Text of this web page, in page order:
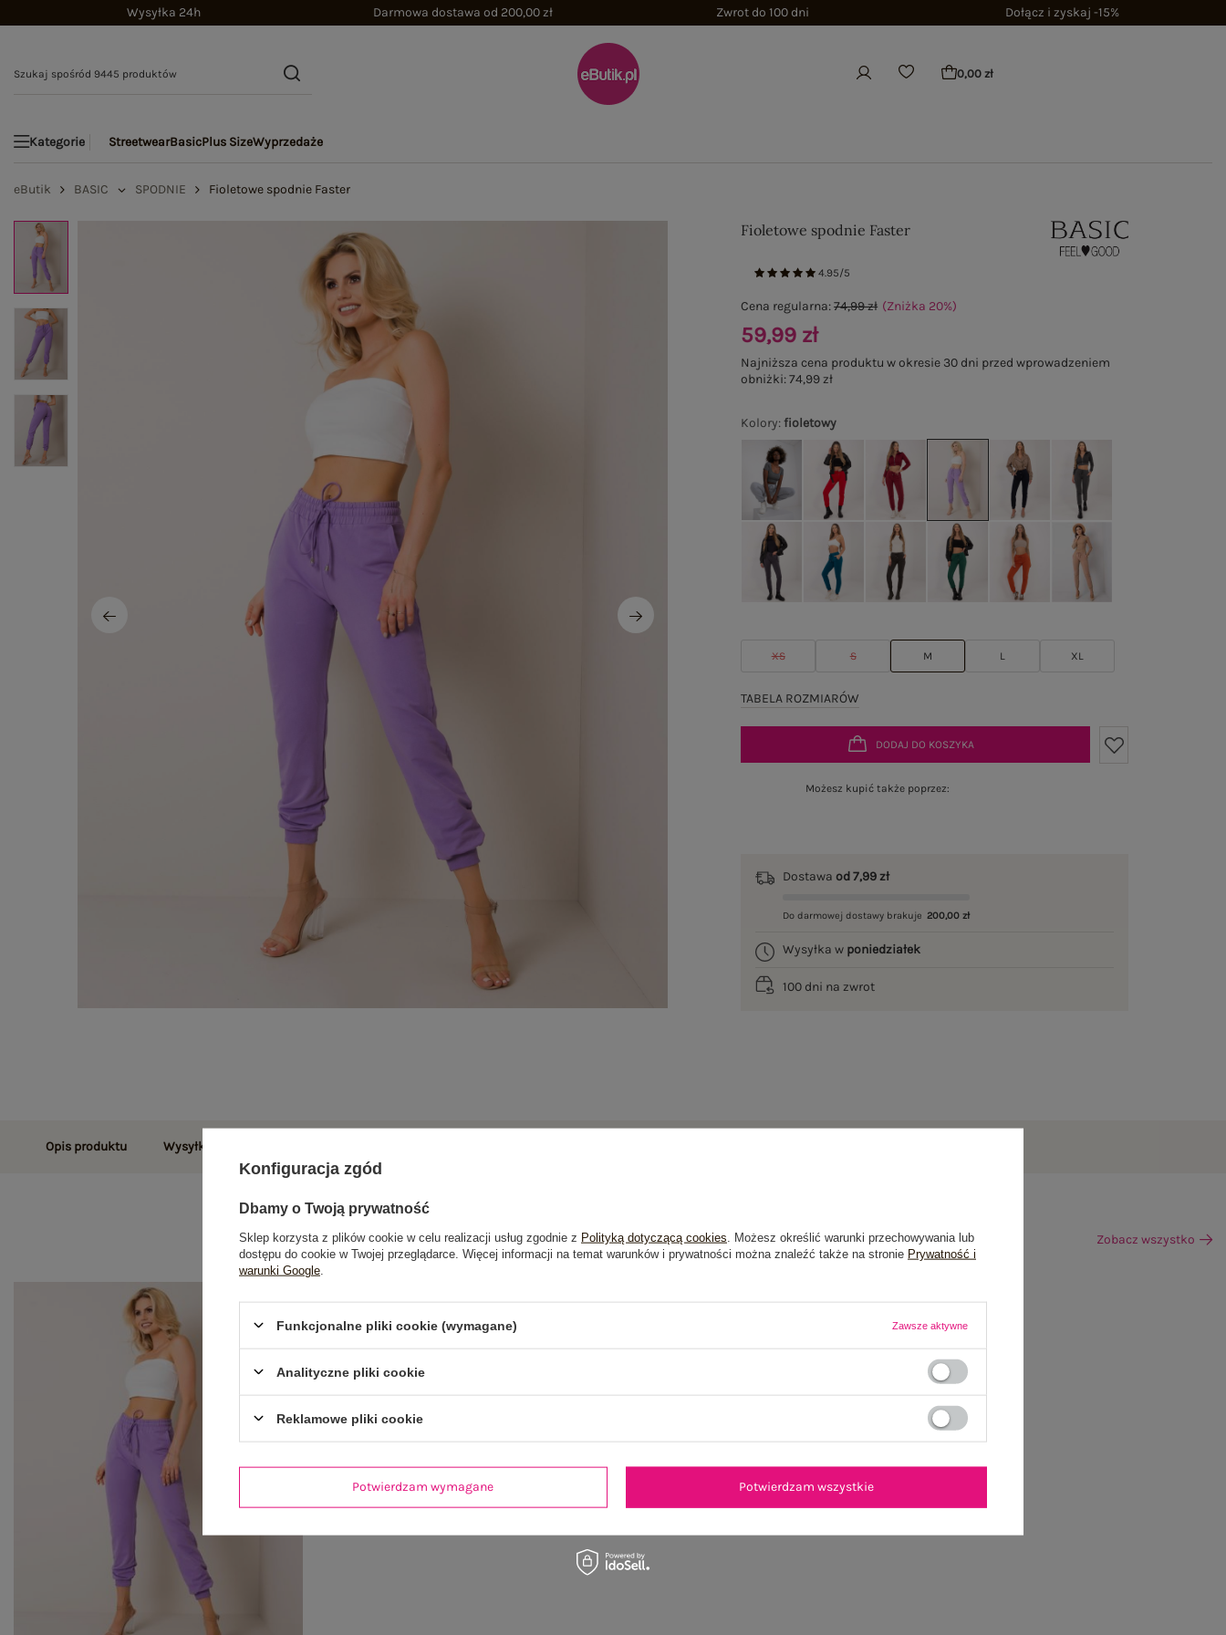
Wysyłka 24h Darmowa dostawa od 200,00 zł Zwrot do 100 dni Dołącz i zyskaj -15%
0,00 zł
Kategorie StreetwearBasicPlus SizeWyprzedaże
eButik BASIC SPODNIE Fioletowe spodnie Faster
Fioletowe spodnie Faster
4.95/5
Kolory:fioletowy
XS S M L XL
TABELA ROZMIARÓW
Cena regularna:74,99 zł (Zniżka 20%)
59,99 zł
Najniższa cena produktu w okresie 30 dni przed wprowadzeniem
obniżki:74,99 zł
DODAJ DO KOSZYKA
Możesz kupić także poprzez:
Dostawaod 7,99 zł
Do darmowej dostawy brakuje 200,00 zł
Wysyłka w poniedziałek
100 dni na zwrot
Opis produktu Wysyłka i dostawa
OSTATNIO OGLĄDANE Zobacz wszystko
Konfiguracja zgód
Dbamy o Twoją prywatność
Sklep korzysta z plików cookie w celu realizacji usług zgodnie z Polityką dotyczącą cookies . Możesz określić warunki przechowywania lub
dostępu do cookie w Twojej przeglądarce. Więcej informacji na temat warunków i prywatności można znaleźć także na stronie Prywatność i
warunki Google
Funkcjonalne pliki cookie (wymagane) Zawsze aktywne
Analityczne pliki cookie
Reklamowe pliki cookie
Potwierdzam wymagane Potwierdzam wszystkie